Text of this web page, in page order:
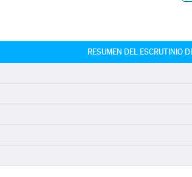
RESUMEN DEL ESCRUTINIO